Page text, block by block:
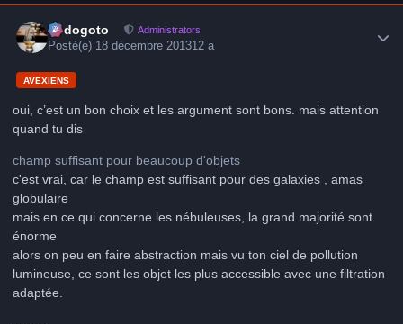
frédogoto Administrators
Posté(e) 18 décembre 201312 a
AVEXIENS
oui, c’est un bon choix et les argument sont bons. mais attention
quand tu dis
champ suffisant pour beaucoup d'objets
c'est vrai, car le champ est suffisant pour des galaxies , amas
globulaire
mais en ce qui concerne les nébuleuses, la grand majorité sont
énorme
alors on peu en faire abstraction mais vu ton ciel de pollution
lumineuse, ce sont les objet les plus accessible avec une filtration
adaptée.